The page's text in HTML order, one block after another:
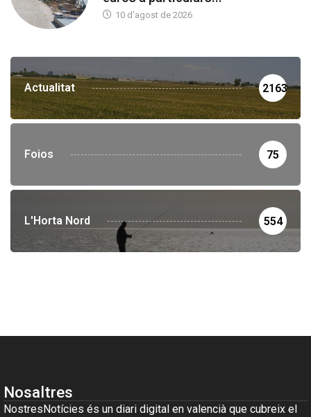
10 d'agost de 2026
Actualitat 2163
Foios 75
L'Horta Nord 554
Nosaltres
NostresNotícies és un diari digital en valencià que cubreix el